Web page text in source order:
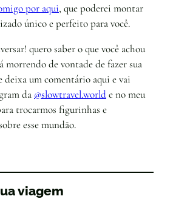
por aqui, que poderei montar
único e perfeito para você.
quero saber o que você achou
morrendo de vontade de fazer sua
deixa um comentário aqui e vai
da @slowtravel.worlde no meu
trocarmos figurinhas e
esse mundão.
viagem